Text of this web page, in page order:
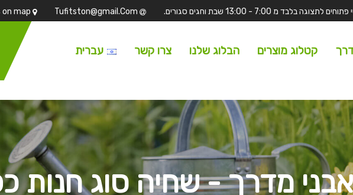
קטלוג מוצרים הבלוג שלנו צרו קשר עברית
מדרך - שחיה סוג חנות